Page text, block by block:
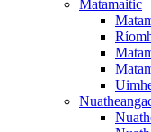
Matamaitic